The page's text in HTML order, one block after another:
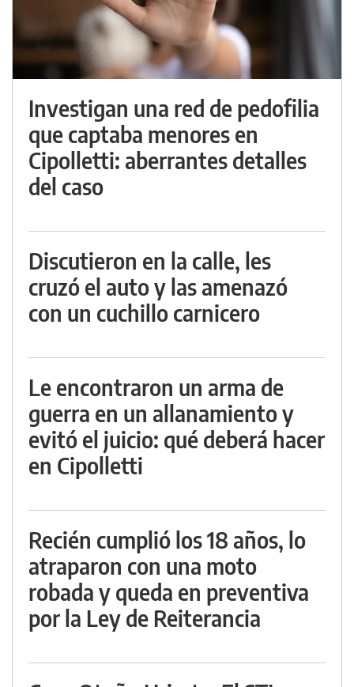
Investigan una red de pedofilia
que captaba menores en
Cipolletti: aberrantes detalles
del caso
Discutieron en la calle, les
cruzó el auto y las amenazó
con un cuchillo carnicero
Le encontraron un arma de
guerra en un allanamiento y
evitó el juicio: qué deberá hacer
en Cipolletti
Recién cumplió los 18 años, lo
atraparon con una moto
robada y queda en preventiva
por la Ley de Reiterancia